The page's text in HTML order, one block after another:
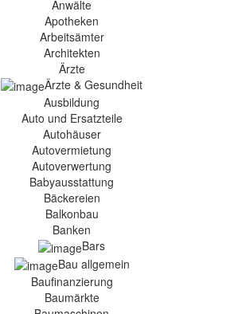
Anwälte
Apotheken
Arbeitsämter
Architekten
Ärzte
Ärzte & Gesundheit
Ausbildung
Auto und Ersatzteile
Autohäuser
Autovermietung
Autoverwertung
Babyausstattung
Bäckereien
Balkonbau
Banken
Bars
Bau allgemein
Baufinanzierung
Baumärkte